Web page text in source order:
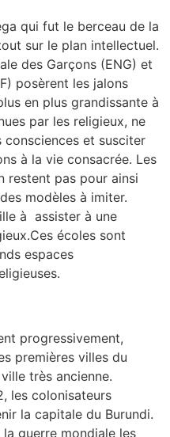
qui fut le berceau de la
sur le plan intellectuel.
des Garçons (ENG) et
posèrent les jalons
en plus grandissante à
par les religieux, ne
consciences et susciter
à la vie consacrée. Les
restent pas pour ainsi
modèles à imiter.
à assister à une
écoles sont
espaces
progressivement,
premières villes du
très ancienne.
les colonisateurs
la capitale du Burundi.
la guerre mondiale les